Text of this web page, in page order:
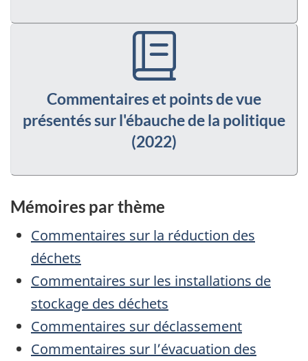
Commentaires et points de vue
présentés sur l'ébauche de la politique
(2022)
Mémoires par thème
Commentaires sur la réduction des
déchets
Commentaires sur les installations de
stockage des déchets
Commentaires sur déclassement
Commentaires sur l’évacuation des